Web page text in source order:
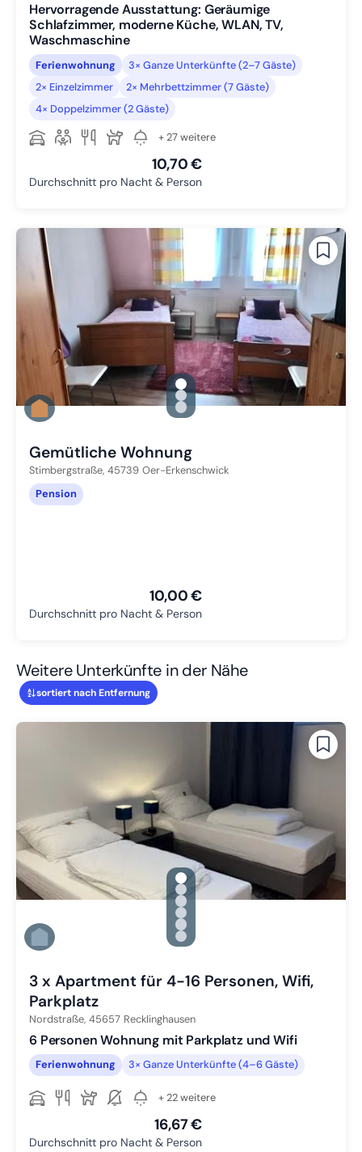
Hervorragende Ausstattung: Geräumige
Schlafzimmer, moderne Küche, WLAN, TV,
Waschmaschine
Ferienwohnung
3× Ganze Unterkünfte (2–7 Gäste)
2× Einzelzimmer
2× Mehrbettzimmer (7 Gäste)
4× Doppelzimmer (2 Gäste)
+ 27 weitere
10,70 €
Durchschnitt pro Nacht & Person
gallery.slide_selector
Zu Slide 1 wechseln
Zu Slide 2 wechseln
Zu Slide 3 wechseln
Gemütliche Wohnung
Stimbergstraße, 45739 Oer-Erkenschwick
Pension
10,00 €
Durchschnitt pro Nacht & Person
Weitere Unterkünfte in der Nähe
sortiert nach Entfernung
gallery.slide_selector
Zu Slide 1 wechseln
Zu Slide 2 wechseln
Zu Slide 3 wechseln
Zu Slide 4 wechseln
Zu Slide 5 wechseln
Zu Slide 6 wechseln
3 x Apartment für 4-16 Personen, Wifi,
Parkplatz
Nordstraße, 45657 Recklinghausen
6 Personen Wohnung mit Parkplatz und Wifi
Ferienwohnung 3× Ganze Unterkünfte (4–6 Gäste)
+ 22 weitere
16,67 €
Durchschnitt pro Nacht & Person